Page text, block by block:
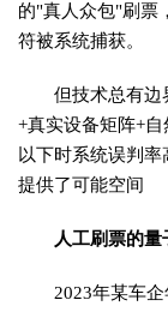
的"真人众包"刷票
符被系统捕获。
但技术总有边
+真实设备矩阵+
以下时系统误判
提供了可能空间
人工刷票的
2023年某车